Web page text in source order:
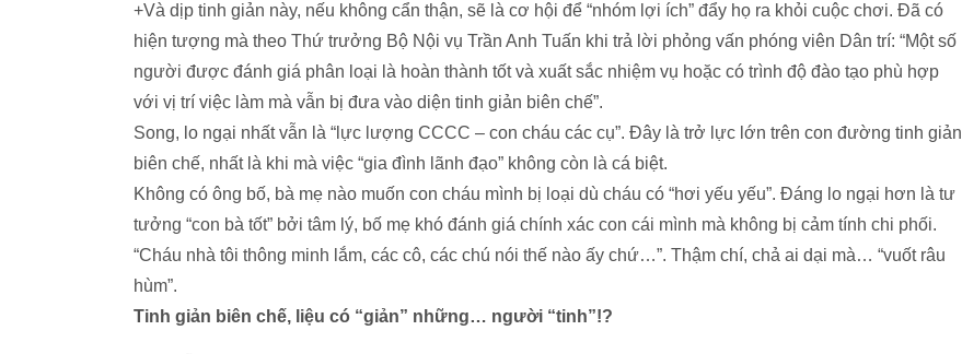
+Và dịp tinh giản này, nếu không cẩn thận, sẽ là cơ hội để “nhóm lợi ích” đẩy họ ra khỏi cuộc chơi. Đã có
hiện tượng mà theo Thứ trưởng Bộ Nội vụ Trần Anh Tuấn khi trả lời phỏng vấn phóng viên Dân trí: “Một số
người được đánh giá phân loại là hoàn thành tốt và xuất sắc nhiệm vụ hoặc có trình độ đào tạo phù hợp
với vị trí việc làm mà vẫn bị đưa vào diện tinh giản biên chế”.
Song, lo ngại nhất vẫn là “lực lượng CCCC – con cháu các cụ”. Đây là trở lực lớn trên con đường tinh giản
biên chế, nhất là khi mà việc “gia đình lãnh đạo” không còn là cá biệt.
Không có ông bố, bà mẹ nào muốn con cháu mình bị loại dù cháu có “hơi yếu yếu”. Đáng lo ngại hơn là tư
tưởng “con bà tốt” bởi tâm lý, bố mẹ khó đánh giá chính xác con cái mình mà không bị cảm tính chi phối.
“Cháu nhà tôi thông minh lắm, các cô, các chú nói thế nào ấy chứ…”. Thậm chí, chả ai dại mà… “vuốt râu
hùm”.
Tinh giản biên chế, liệu có “giản” những… người “tinh”!?